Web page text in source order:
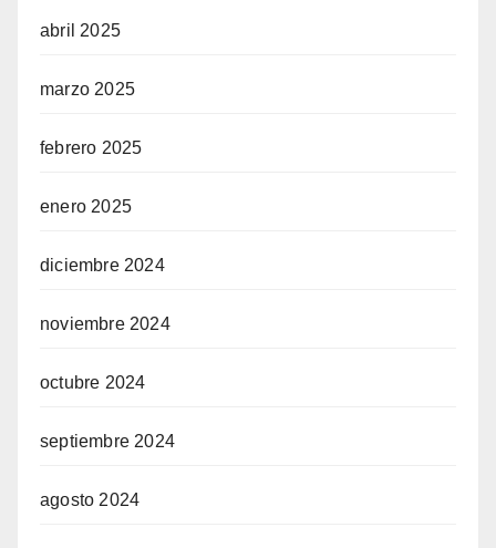
abril 2025
marzo 2025
febrero 2025
enero 2025
diciembre 2024
noviembre 2024
octubre 2024
septiembre 2024
agosto 2024